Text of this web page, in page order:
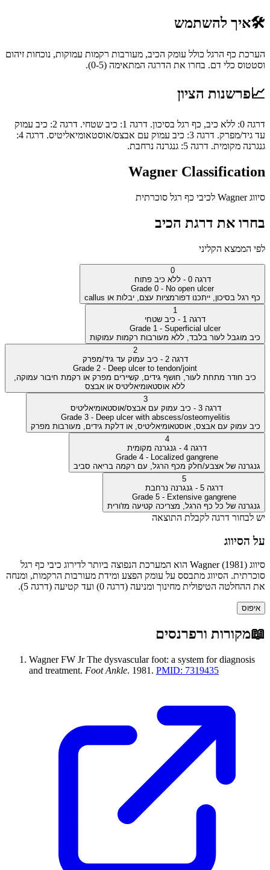
🛠️איך להשתמש
הערכת כף הרגל כולל עומק הכיב, מעורבות רקמות עמוקות, נוכחות זיהום
וסטטוס כלי דם. בחרו את הדרגה המתאימה (0-5).
📈פרשנות הציון
דרגה 0: ללא כיב, כף רגל בסיכון. דרגה 1: כיב שטחי. דרגה 2: כיב עמוק
עד גיד/מפרק. דרגה 3: כיב עמוק עם אבצס/אוסטאומיאליטיס. דרגה 4:
גנגרנה מקומית. דרגה 5: גנגרנה נרחבת.
Wagner Classification
סיווג Wagner לכיבי כף רגל סוכרתית
בחרו את דרגת הכיב
לפי הממצא הקליני
0
דרגה 0 - ללא כיב פתוח
Grade 0 - No open ulcer
כף רגל בסיכון, ייתכנו דפורמציות עצם, יבלות או callus
1
דרגה 1 - כיב שטחי
Grade 1 - Superficial ulcer
כיב מוגבל לעור בלבד, ללא מעורבות רקמות עמוקות
2
דרגה 2 - כיב עמוק עד גיד/מפרק
Grade 2 - Deep ulcer to tendon/joint
כיב חודר מתחת לעור, חושף גידים, קשיירים מפרק או רקמת חיבור עמוקה,
ללא אוסטאומיאליטיס או אבצס
3
דרגה 3 - כיב עמוק עם אבצס/אוסטאומיאליטיס
Grade 3 - Deep ulcer with abscess/osteomyelitis
כיב עמוק עם אבצס, אוסטאומיאליטיס, או דלקת גידים, מעורבות מפרק
4
דרגה 4 - גנגרנה מקומית
Grade 4 - Localized gangrene
גנגרנה של אצבע/חלק מכף הרגל, עם רקמה בריאה סביב
5
דרגה 5 - גנגרנה נרחבת
Grade 5 - Extensive gangrene
גנגרנה של כל כף הרגל, מצריכה קטיעה מז'ורית
יש לבחור דרגה לקבלת התוצאה
על הסיווג
סיווג Wagner (1981) הוא המערכת הנפוצה ביותר לדירוג כיבי כף רגל
סוכרתית. הסיווג מתבסס על עומק הפצע ומידת מעורבות הרקמות, ומנחה
את ההחלטה הטיפולית מחינוך ומניעה (דרגה 0) ועד קטיעה (דרגה 5).
איפוס
📖מקורות ורפרנסים
Wagner FW Jr The dysvascular foot: a system for diagnosis
and treatment. Foot Ankle. 1981 . PMID: 7319435